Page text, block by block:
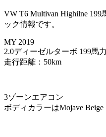
VW T6 Multivan Highilne 199
ック情報です。
MY 2019
2.0ディーゼルターボ 199馬力
走行距離：50km
3ゾーンエアコン
ボディカラーはMojave Beige